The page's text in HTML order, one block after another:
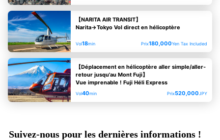
【NARITA AIR TRANSIT】
Narita→Tokyo Vol direct en hélicoptère
Vol18min Prix180,000Yen Tax Included
【Déplacement en hélicoptère aller simple/aller-
retour jusqu'au Mont Fuji】
Vue imprenable ! Fuji Héli Express
Vol40min Prix520,000JPY
Suivez-nous pour les dernières informations !